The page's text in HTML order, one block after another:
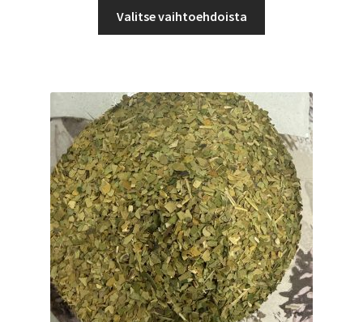
-
15,99 €
Valitse vaihtoehdoista
Voit
tehdä
valinnat
tuotteen
sivulla.